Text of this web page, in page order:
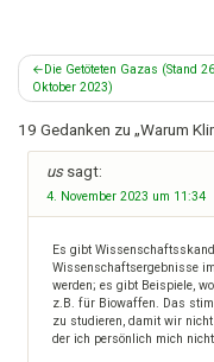
Die Getöteten Gazas (Stand
Oktober 2023)
19 Gedanken zu „Warum
us sagt:
4. November 2023 um 11:34
Es gibt
Wissenschaftsergebnisse
werden; es gibt Beispiele,
z.B. für Biowaffen. Das
zu studieren, damit wir
der ich persönlich mich